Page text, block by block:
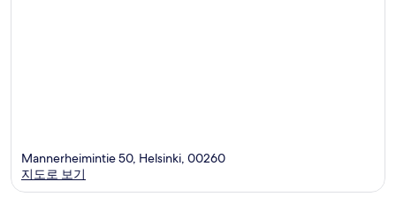
Mannerheimintie 50, Helsinki, 00260
지도로 보기